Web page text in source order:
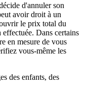
d'annuler son
avoir droit à un
le prix total du
Dans certains
en mesure de vous
vous-même les
des enfants, des